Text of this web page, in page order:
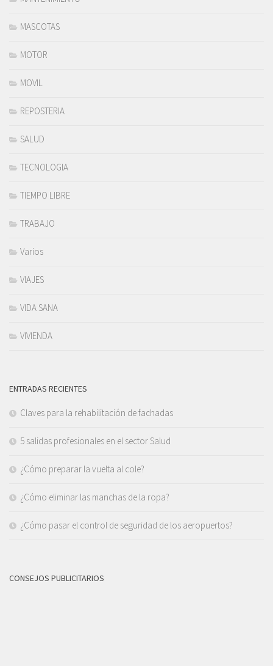
MASCOTAS
MOTOR
MOVIL
REPOSTERIA
SALUD
TECNOLOGIA
TIEMPO LIBRE
TRABAJO
Varios
VIAJES
VIDA SANA
VIVIENDA
ENTRADAS RECIENTES
Claves para la rehabilitación de fachadas
5 salidas profesionales en el sector Salud
¿Cómo preparar la vuelta al cole?
¿Cómo eliminar las manchas de la ropa?
¿Cómo pasar el control de seguridad de los aeropuertos?
CONSEJOS PUBLICITARIOS